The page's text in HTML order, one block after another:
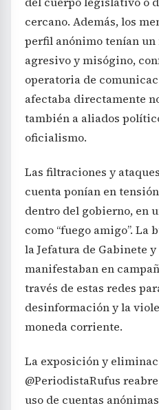
cercano. Además, los
perfil anónimo tenían
agresivo y misógino,
operatoria de
afectaba directamente
también a aliados
oficialismo.
Las filtraciones y
cuenta ponían en
dentro del gobierno, en
como “fuego amigo”. La
la Jefatura de Gabinete
manifestaban en
través de estas redes
desinformación y la
moneda corriente.
La exposición y
@PeriodistaRufus
uso de cuentas